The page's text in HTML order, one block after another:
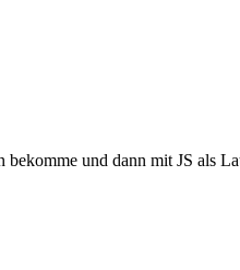
und dann mit JS als